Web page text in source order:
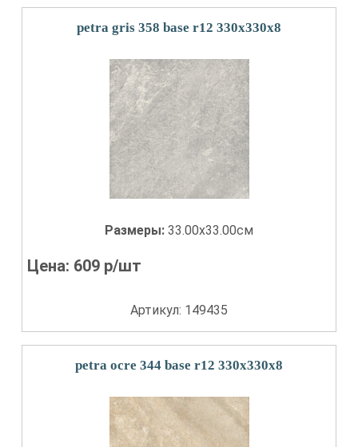
petra gris 358 base r12 330x330x8
Размеры: 33.00x33.00см
Цена: 609 р/шт
Артикул: 149435
petra ocre 344 base r12 330x330x8